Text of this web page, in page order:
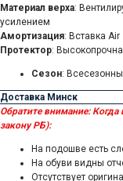
Материал верха:
усилением
Амортизация: Вставка
Протектор:
Сезон:
Доставка Минск
Обратите внимание: Когда
закону РБ):
На подошве есть
На обуви видны
Отсутствует